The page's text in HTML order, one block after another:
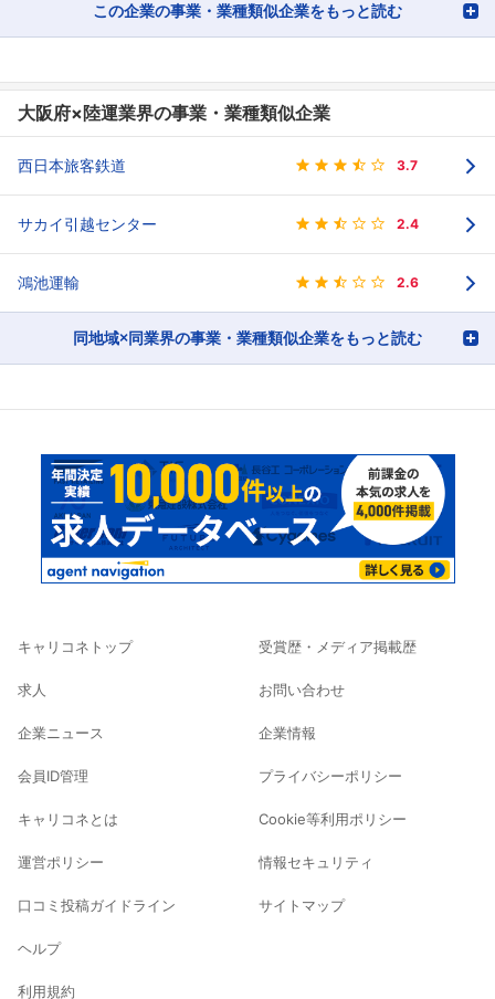
この企業の事業・業種類似企業をもっと読む
大阪府×陸運業界の事業・業種類似企業
西日本旅客鉄道 3.7
サカイ引越センター 2.4
鴻池運輸 2.6
同地域×同業界の事業・業種類似企業をもっと読む
キャリコネトップ
求人
企業ニュース
会員ID管理
キャリコネとは
運営ポリシー
口コミ投稿ガイドライン
ヘルプ
利用規約
受賞歴・メディア掲載歴
お問い合わせ
企業情報
プライバシーポリシー
Cookie等利用ポリシー
情報セキュリティ
サイトマップ